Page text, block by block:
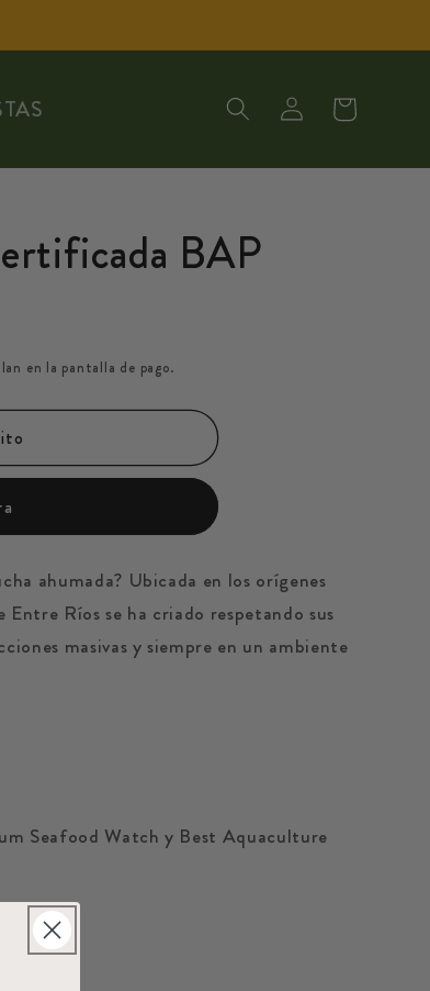
Iniciar
sesión
Carrito
BAP
en la pantalla de pago.
ahumada? Ubicada en los orígenes
Ríos se ha criado respetando sus
masivas y siempre en un ambiente
Seafood Watch y Best Aquaculture